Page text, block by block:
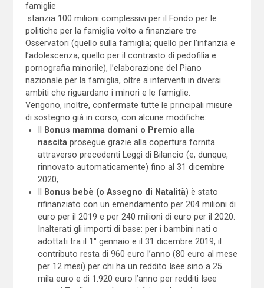
famiglie
stanzia 100 milioni complessivi per il Fondo per le
politiche per la famiglia volto a finanziare tre
Osservatori (quello sulla famiglia; quello per l’infanzia e
l’adolescenza; quello per il contrasto di pedofilia e
pornografia minorile), l’elaborazione del Piano
nazionale per la famiglia, oltre a interventi in diversi
ambiti che riguardano i minori e le famiglie.
Vengono, inoltre, confermate tutte le principali misure
di sostegno già in corso, con alcune modifiche:
Bonus mamma domani o Premio alla
nascita prosegue grazie alla copertura fornita
attraverso precedenti Leggi di Bilancio (e, dunque,
rinnovato automaticamente) fino al 31 dicembre
2020;
Bonus bebè (o Assegno di Natalità) è stato
rifinanziato con un emendamento per 204 milioni di
euro per il 2019 e per 240 milioni di euro per il 2020.
Inalterati gli importi di base: per i bambini nati o
adottati tra il 1° gennaio e il 31 dicembre 2019, il
contributo resta di 960 euro l’anno (80 euro al mese
per 12 mesi) per chi ha un reddito Isee sino a 25
mila euro e di 1.920 euro l’anno per redditi Isee